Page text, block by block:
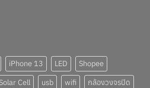
iPhone 13 LED
Shopee
Solar Cell usb wifi
กล้องวงจรปิด